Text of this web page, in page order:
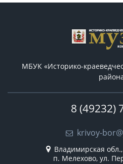
МБУК «Историко-
8 (49232)
krivoy-
Владимирская
п. Мелехово, ул.